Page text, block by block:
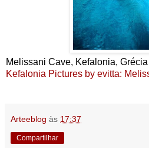
Melissani Cave, Kefalonia, Grécia
Kefalonia Pictures by evitta:
Arteeblog às 17:37
Compartilhar